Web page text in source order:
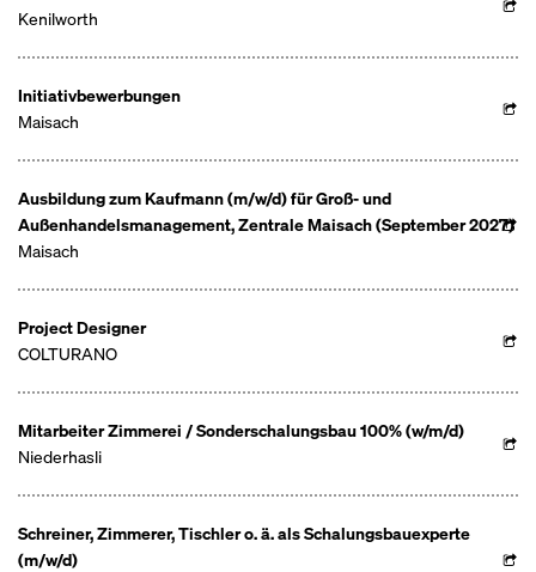
Kenilworth
Initiativbewerbungen
Maisach
Ausbildung zum Kaufmann (m/w/d) für Groß- und
Außenhandelsmanagement, Zentrale Maisach (September 2027)
Maisach
Project Designer
COLTURANO
Mitarbeiter Zimmerei / Sonderschalungsbau 100% (w/m/d)
Niederhasli
Schreiner, Zimmerer, Tischler o. ä. als Schalungsbauexperte
(m/w/d)